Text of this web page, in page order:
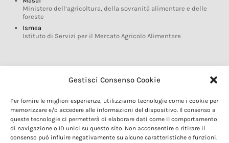
Gestisci Consenso Cookie
Per fornire le migliori esperienze, utilizziamo tecnologie come i cookie per
memorizzare e/o accedere alle informazioni del dispositivo. Il consenso a
queste tecnologie ci permetterà di elaborare dati come il comportamento
di navigazione o ID unici su questo sito. Non acconsentire o ritirare il
consenso può influire negativamente su alcune caratteristiche e funzioni.
Ministero dell’agricoltura, della sovranità alimentare e delle
foreste
Ismea
Istituto di Servizi per il Mercato Agricolo Alimentare
Glossario DOP IGP
Marchi DOP IGP
Normativa prodotti DOP IGP
Consorzi di Tutela
Farm To Fork e prodotti DOP IGP